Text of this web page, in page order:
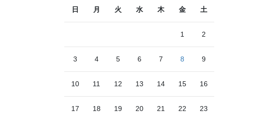
日 月 火 水 木 金 土
1 2
3 4 5 6 7 8 9
10 11 12 13 14 15 16
17 18 19 20 21 22 23